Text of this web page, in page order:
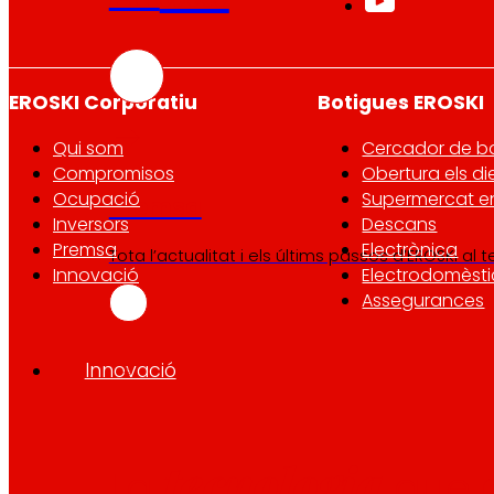
Premsa
Tota l’actualitat i els últims passos d’EROSKI al
Innovació
EROSKI Corporatiu
Qui som
Compromisos
Ocupació
Inversors
Premsa
Innovació
Botigues EROSKI
Cercador de
Obertura els
Supermercat
Descans
Electrònica
Assegurances